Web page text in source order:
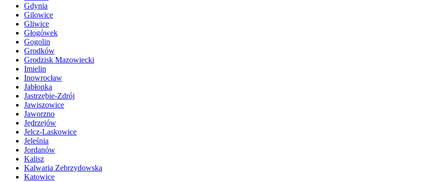
Gdynia
Gilowice
Gliwice
Głogówek
Gogolin
Grodków
Grodzisk Mazowiecki
Imielin
Inowrocław
Jabłonka
Jastrzębie-Zdrój
Jawiszowice
Jaworzno
Jędrzejów
Jelcz-Laskowice
Jeleśnia
Jordanów
Kalisz
Kalwaria Zebrzydowska
Katowice